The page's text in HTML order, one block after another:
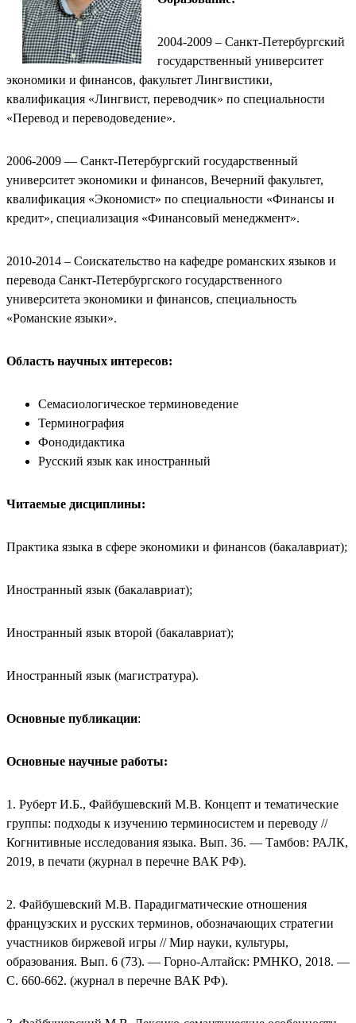
2004-2009 – Санкт-Петербургский
государственный университет
экономики и финансов, факультет Лингвистики,
квалификация «Лингвист, переводчик» по специальности
«Перевод и переводоведение».
2006-2009 — Санкт-Петербургский государственный
университет экономики и финансов, Вечерний факультет,
квалификация «Экономист» по специальности «Финансы и
кредит», специализация «Финансовый менеджмент».
2010-2014 – Соискательство на кафедре романских языков и
перевода Санкт-Петербургского государственного
университета экономики и финансов, специальность
«Романские языки».
Область научных интересов:
Семасиологическое терминоведение
Терминография
Фонодидактика
Русский язык как иностранный
Читаемые дисциплины:
Практика языка в сфере экономики и финансов (бакалавриат);
Иностранный язык (бакалавриат);
Иностранный язык второй (бакалавриат);
Иностранный язык (магистратура).
Основные публикации:
Основные научные работы:
1. Руберт И.Б., Файбушевский М.В. Концепт и тематические
группы: подходы к изучению терминосистем и переводу //
Когнитивные исследования языка. Вып. 36. — Тамбов: РАЛК,
2019, в печати (журнал в перечне ВАК РФ).
2. Файбушевский М.В. Парадигматические отношения
французских и русских терминов, обозначающих стратегии
участников биржевой игры // Мир науки, культуры,
образования. Вып. 6 (73). — Горно-Алтайск: РМНКО, 2018. —
С. 660-662. (журнал в перечне ВАК РФ).